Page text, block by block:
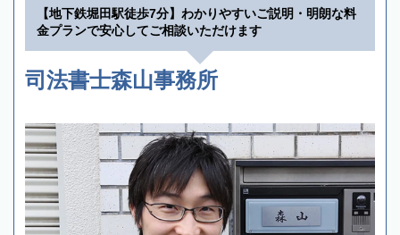
【地下鉄堀田駅徒歩7分】わかりやすいご説明・明朗な料
金プランで安心してご相談いただけます
司法書士森山事務所